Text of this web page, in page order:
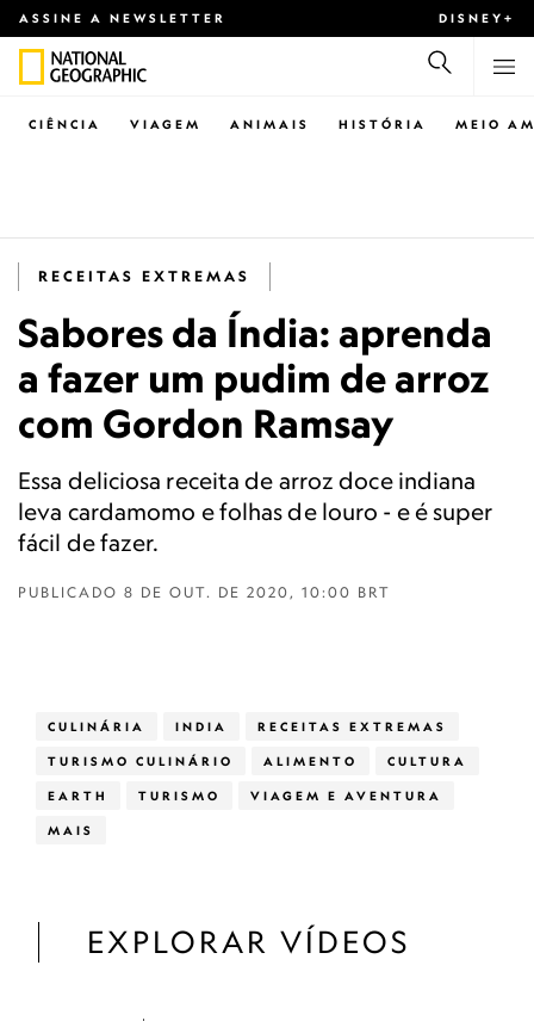
ASSINE A NEWSLETTER DISNEY+
CIÊNCIA VIAGEM ANIMAIS HISTÓRIA MEIO
RECEITAS EXTREMAS
Sabores da Índia: aprenda
a fazer um pudim de arroz
com Gordon Ramsay
Essa deliciosa receita de arroz doce indiana
leva cardamomo e folhas de louro - e é super
fácil de fazer.
PUBLICADO 8 DE OUT. DE 2020, 10:00 BRT
CULINÁRIA INDIA RECEITAS EXTREMAS
TURISMO CULINÁRIO ALIMENTO CULTURA
EARTH TURISMO VIAGEM E AVENTURA
MAIS
EXPLORAR VÍDEOS